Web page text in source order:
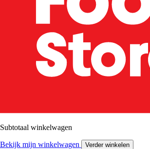
Subtotaal winkelwagen
Bekijk mijn winkelwagen Verder winkelen